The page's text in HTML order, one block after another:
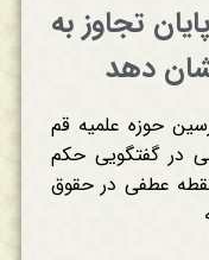
تجاوز به
دهد
حوزه علمیه قم
در گفتگویی حکم
نقطه عطفی در حقوق